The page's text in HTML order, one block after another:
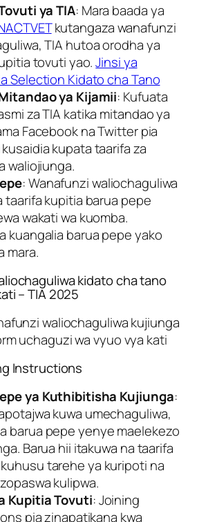
ya TIA: Mara baada ya
kutangaza wanafunzi
TIA hutoa orodha ya
tovuti yao.Jinsi ya
Selection Kidato cha Tano
ya Kijamii: Kufuata
za TIA katika mitandao ya
Facebook na Twitter pia
kupata taarifa za
waliojiunga.
: Wanafunzi waliochaguliwa
taarifa kupitia barua pepe
wakati wa kuomba.
kuangalia barua pepe yako
mara.
kidato cha tano
– TIA 2025
waliochaguliwa kujiunga
uchaguzi wa vyuo vya kati
Instructions
ya Kuthibitisha Kujiunga:
kuwa umechaguliwa,
barua pepe yenye maelekezo
Barua hii itakuwa na taarifa
tarehe ya kuripoti na
kulipwa.
Kupitia Tovuti: Joining
pia zinapatikana kwa